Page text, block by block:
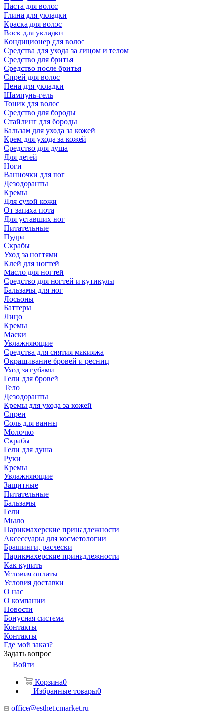
Паста для волос
Глина для укладки
Краска для волос
Воск для укладки
Кондиционер для волос
Средства для ухода за лицом и телом
Средство для бритья
Средство после бритья
Спрей для волос
Пена для укладки
Шампунь-гель
Тоник для волос
Средство для бороды
Стайлинг для бороды
Бальзам для ухода за кожей
Крем для ухода за кожей
Средство для душа
Для детей
Ноги
Ванночки для ног
Дезодоранты
Кремы
Для сухой кожи
От запаха пота
Для уставших ног
Питательные
Пудра
Скрабы
Уход за ногтями
Клей для ногтей
Масло для ногтей
Средство для ногтей и кутикулы
Бальзамы для ног
Лосьоны
Баттеры
Лицо
Кремы
Маски
Увлажняющие
Средства для снятия макияжа
Окрашивание бровей и ресниц
Уход за губами
Гели для бровей
Тело
Дезодоранты
Кремы для ухода за кожей
Спреи
Соль для ванны
Молочко
Скрабы
Гели для душа
Руки
Кремы
Увлажняющие
Защитные
Питательные
Бальзамы
Гели
Мыло
Парикмахерские принадлежности
Аксессуары для косметологии
Брашинги, расчески
Парикмахерские принадлежности
Как купить
Условия оплаты
Условия доставки
О нас
О компании
Новости
Бонусная система
Контакты
Контакты
Где мой заказ?
Задать вопрос
Войти
Корзина0
Избранные товары0
office@estheticmarket.ru